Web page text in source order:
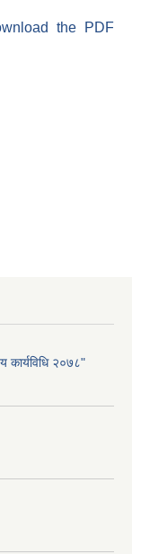
the PDF
कार्यविधि २०७८"